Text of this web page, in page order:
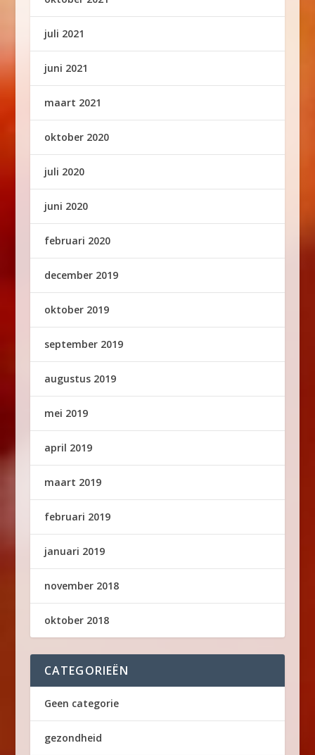
juli 2021
juni 2021
maart 2021
oktober 2020
juli 2020
juni 2020
februari 2020
december 2019
oktober 2019
september 2019
augustus 2019
mei 2019
april 2019
maart 2019
februari 2019
januari 2019
november 2018
oktober 2018
CATEGORIEËN
Geen categorie
gezondheid